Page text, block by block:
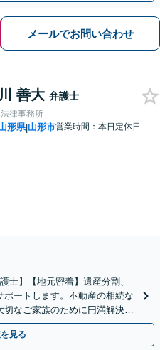
メールでお問い合わせ
善大 弁護士
律事務所
形県|山形市営業時間：本日定休日
士】【地元密着】遺産分割、
ートします。不動産の相続な
なご家族のために円満解決を
見る